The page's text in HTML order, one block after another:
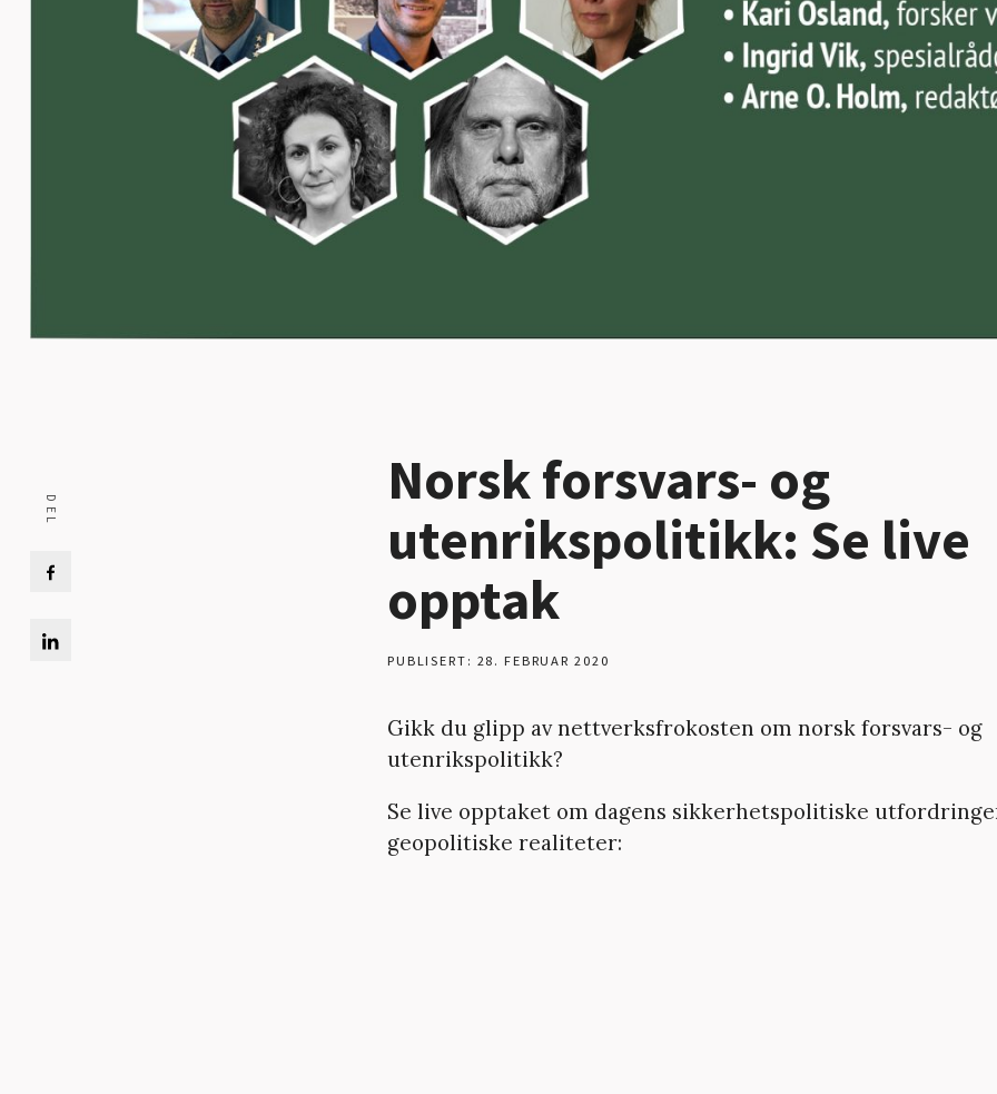
Norsk forsvars- og
utenrikspolitikk: Se live
opptak
PUBLISERT: 28. FEBRUAR 2020
Gikk du glipp av nettverksfrokosten om norsk forsvars- og
utenrikspolitikk?
Se live opptaket om dagens sikkerhetspolitiske
geopolitiske realiteter: